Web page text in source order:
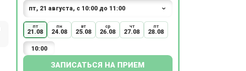
пт
21.08
пн
24.08
вт
25.08
ср
26.08
чт
27.08
пт
28.08
10:00
ЗАПИСАТЬСЯ НА ПРИЕМ